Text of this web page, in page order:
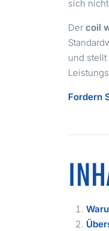
sich
Dercoil
und
Fordern